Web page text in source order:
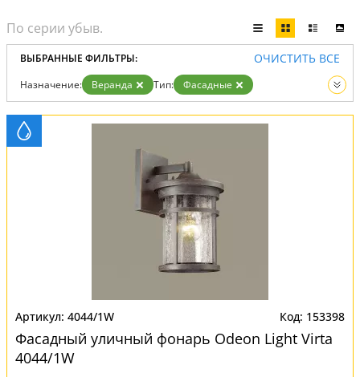
ВЫБРАННЫЕ ФИЛЬТРЫ: ОЧИСТИТЬ ВСЕ
Назначение: Веранда Тип:
Фасадные
Вид:
Уличные светильники
4044/1W 153398
Фасадный уличный фонарь Odeon Light Virta
4044/1W